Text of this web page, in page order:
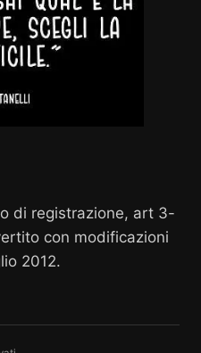
di registrazione, art 3-
con modificazioni
2012.